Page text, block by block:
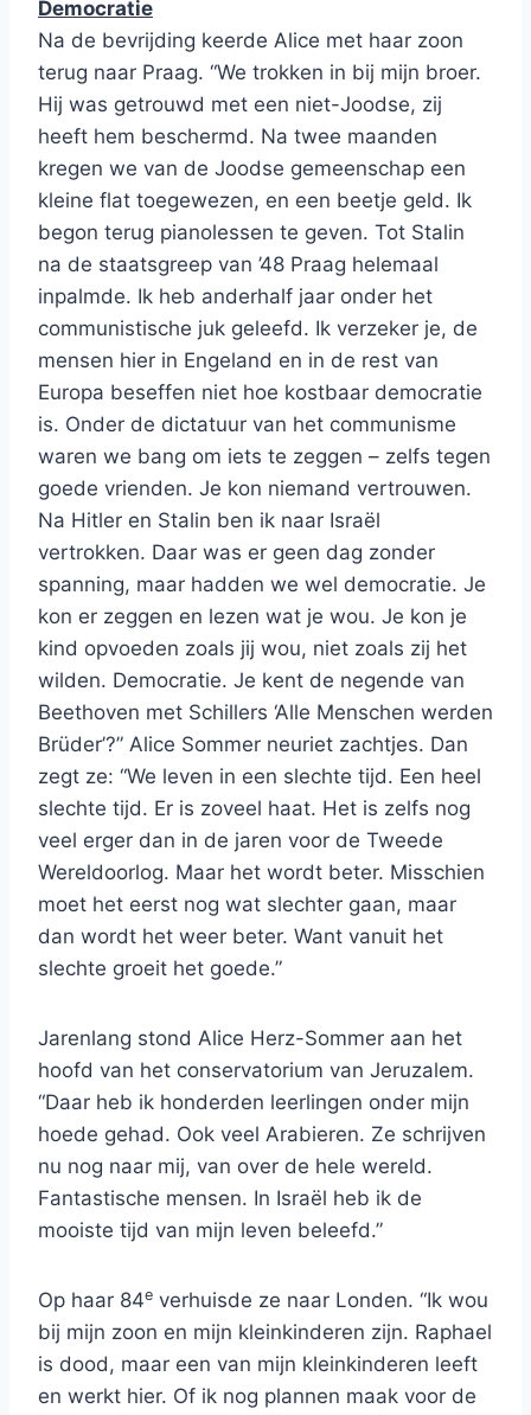
Democratie
Na de bevrijding keerde Alice met haar zoon
terug naar Praag. “We trokken in bij mijn broer.
Hij was getrouwd met een niet-Joodse, zij
heeft hem beschermd. Na twee maanden
kregen we van de Joodse gemeenschap een
kleine flat toegewezen, en een beetje geld. Ik
begon terug pianolessen te geven. Tot Stalin
na de staatsgreep van ’48 Praag helemaal
inpalmde. Ik heb anderhalf jaar onder het
communistische juk geleefd. Ik verzeker je, de
mensen hier in Engeland en in de rest van
Europa beseffen niet hoe kostbaar democratie
is. Onder de dictatuur van het communisme
waren we bang om iets te zeggen – zelfs tegen
goede vrienden. Je kon niemand vertrouwen.
Na Hitler en Stalin ben ik naar Israël
vertrokken. Daar was er geen dag zonder
spanning, maar hadden we wel democratie. Je
kon er zeggen en lezen wat je wou. Je kon je
kind opvoeden zoals jij wou, niet zoals zij het
wilden. Democratie. Je kent de negende van
Beethoven met Schillers ‘Alle Menschen werden
Brüder’?” Alice Sommer neuriet zachtjes. Dan
zegt ze: “We leven in een slechte tijd. Een heel
slechte tijd. Er is zoveel haat. Het is zelfs nog
veel erger dan in de jaren voor de Tweede
Wereldoorlog. Maar het wordt beter. Misschien
moet het eerst nog wat slechter gaan, maar
dan wordt het weer beter. Want vanuit het
slechte groeit het goede.”
Jarenlang stond Alice Herz-Sommer aan het
hoofd van het conservatorium van Jeruzalem.
“Daar heb ik honderden leerlingen onder mijn
hoede gehad. Ook veel Arabieren. Ze schrijven
nu nog naar mij, van over de hele wereld.
Fantastische mensen. In Israël heb ik de
mooiste tijd van mijn leven beleefd.”
Op haar 84e verhuisde ze naar Londen. “Ik wou
bij mijn zoon en mijn kleinkinderen zijn. Raphael
is dood, maar een van mijn kleinkinderen leeft
en werkt hier. Of ik nog plannen maak voor de